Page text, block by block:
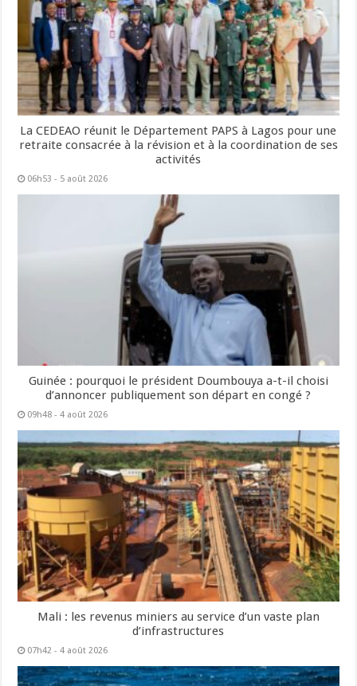
La CEDEAO réunit le Département PAPS à Lagos pour une
retraite consacrée à la révision et à la coordination de ses
activités
06h53 - 5 août 2026
Guinée : pourquoi le président Doumbouya a-t-il choisi
d’annoncer publiquement son départ en congé ?
09h48 - 4 août 2026
Mali : les revenus miniers au service d’un vaste plan
d’infrastructures
07h42 - 4 août 2026